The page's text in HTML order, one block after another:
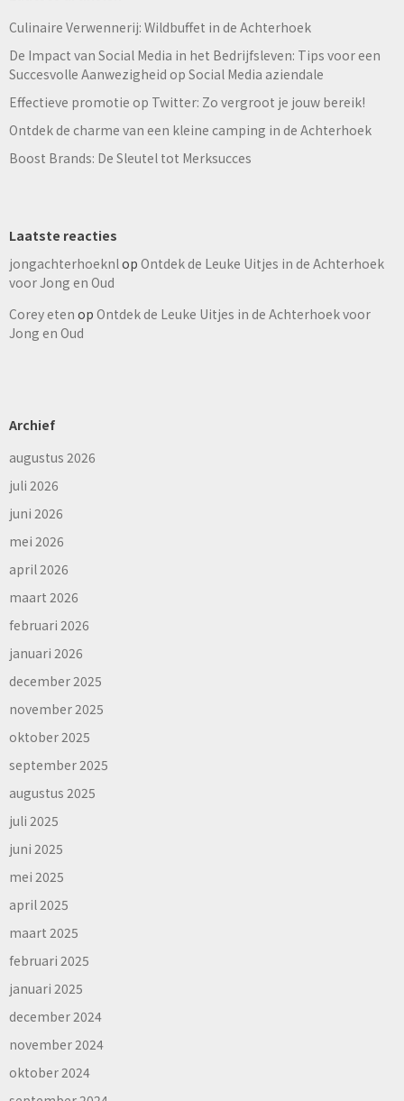
Culinaire Verwennerij: Wildbuffet in de Achterhoek
De Impact van Social Media in het Bedrijfsleven: Tips voor een
Succesvolle Aanwezigheid op Social Media aziendale
Effectieve promotie op Twitter: Zo vergroot je jouw bereik!
Ontdek de charme van een kleine camping in de Achterhoek
Boost Brands: De Sleutel tot Merksucces
Laatste reacties
jongachterhoeknl op Ontdek de Leuke Uitjes in de Achterhoek
voor Jong en Oud
Corey eten op Ontdek de Leuke Uitjes in de Achterhoek voor
Jong en Oud
Archief
augustus 2026
juli 2026
juni 2026
mei 2026
april 2026
maart 2026
februari 2026
januari 2026
december 2025
november 2025
oktober 2025
september 2025
augustus 2025
juli 2025
juni 2025
mei 2025
april 2025
maart 2025
februari 2025
januari 2025
december 2024
november 2024
oktober 2024